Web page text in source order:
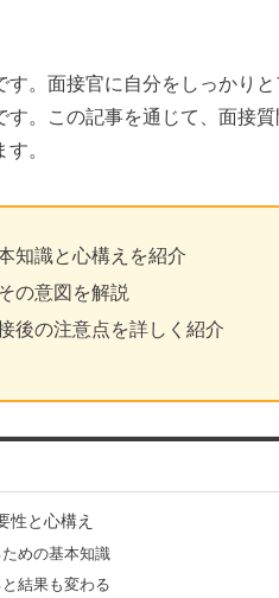
す。面接官に自分をしっかり
す。この記事を通じて、面接
。
知識と心構えを紹介
の意図を解説
後の注意点を詳しく紹介
性と心構え
めの基本知識
結果も変わる